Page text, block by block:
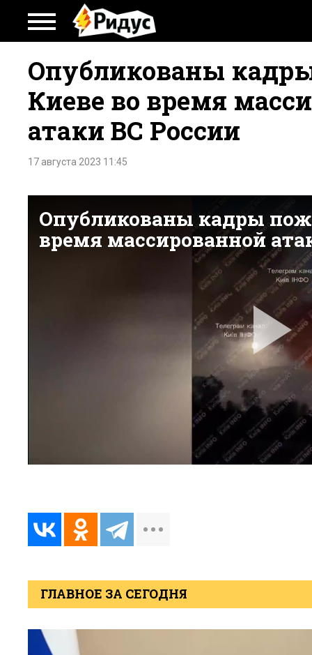
Опубликованы
Киеве во время
атаки ВС России
17 августа 2023 11:45
ГЛАВНОЕ ЗА СЕГОДНЯ